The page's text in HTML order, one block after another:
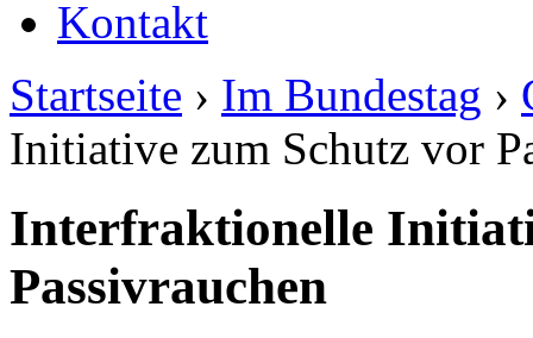
Kontakt
Startseite › Im Bundestag ›
Initiative zum Schutz vor
Interfraktionelle
Passivrauchen